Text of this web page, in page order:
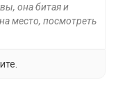
она битая и
место, посмотреть